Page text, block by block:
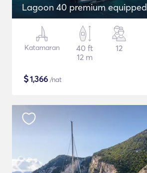
Lagoon 40 premium equipped
Katamaran
40 ft
12 m
12
$1,366 /nat